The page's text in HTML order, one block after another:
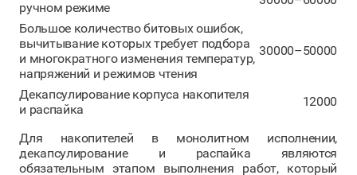
ручном режиме
Большое количество битовых ошибок,
вычитывание которых требует подбора
и многократного изменения температур,
напряжений и режимов чтения
30000–50000
Декапсулирование корпуса накопителя
и распайка
12000
Для накопителей в монолитном исполнении,
декапсулирование и распайка являются
обязательным этапом выполнения работ, который